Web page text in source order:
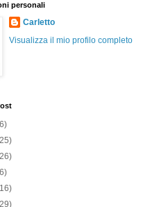
personali
Carletto
Visualizza il mio profilo completo